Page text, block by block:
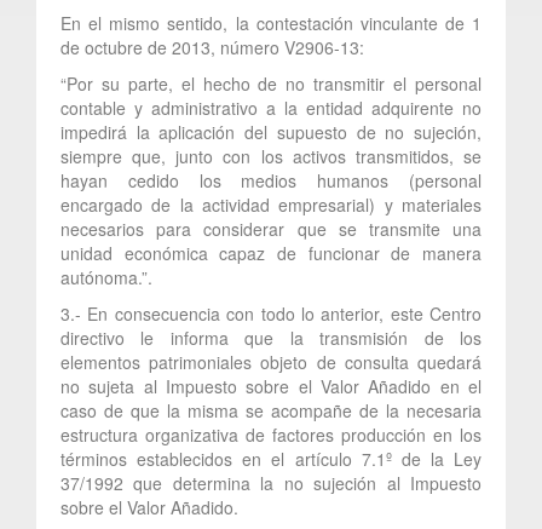
En el mismo sentido, la contestación vinculante de 1
de octubre de 2013, número V2906-13:
“Por su parte, el hecho de no transmitir el personal
contable y administrativo a la entidad adquirente no
impedirá la aplicación del supuesto de no sujeción,
siempre que, junto con los activos transmitidos, se
hayan cedido los medios humanos (personal
encargado de la actividad empresarial) y materiales
necesarios para considerar que se transmite una
unidad económica capaz de funcionar de manera
autónoma.”.
3.- En consecuencia con todo lo anterior, este Centro
directivo le informa que la transmisión de los
elementos patrimoniales objeto de consulta quedará
no sujeta al Impuesto sobre el Valor Añadido en el
caso de que la misma se acompañe de la necesaria
estructura organizativa de factores producción en los
términos establecidos en el artículo 7.1º de la Ley
37/1992 que determina la no sujeción al Impuesto
sobre el Valor Añadido.